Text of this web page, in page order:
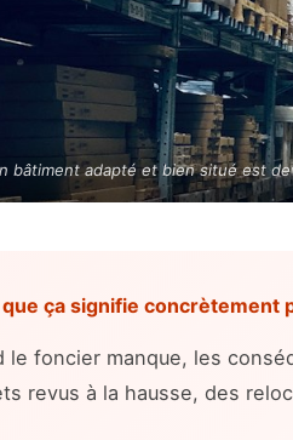
bâtiment adapté et bien situé est
ça signifie concrètement
le foncier manque, les
revus à la hausse, des